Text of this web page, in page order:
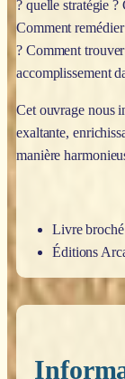
? quelle stratégie
Comment
? Comment
accomplissement
Cet ouvrage nous
exaltante,
manière
Livre
Éditions